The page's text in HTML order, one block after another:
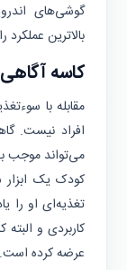
گوشی‌های
بالاترین عملکرد
کاسه
مقابله با
افراد نیست.
می‌تواند موجب
کودک یک ابزار
تغذیه‌ای او را
کاربردی‌ و
عرضه کرده است.